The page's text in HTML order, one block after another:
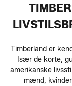
Timberland er
Især de korte,
amerikanske
mænd,